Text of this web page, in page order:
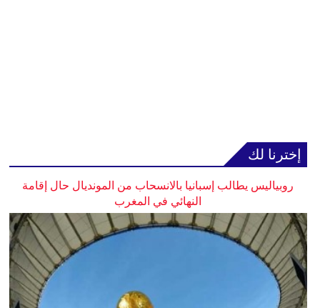
إخترنا لك
روبياليس يطالب إسبانيا بالانسحاب من المونديال حال إقامة
النهائي في المغرب